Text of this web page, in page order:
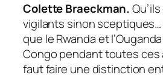
Colette Braeckman.
vigilants sinon
que le Rwanda et
Congo pendant toutes ces
faut faire une distinction